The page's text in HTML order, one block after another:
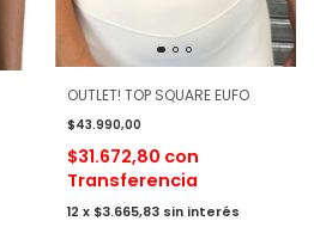
OUTLET! TOP SQUARE EUFO
$43.990,00
$31.672,80 con
Transferencia
12 x $3.665,83 sin interés